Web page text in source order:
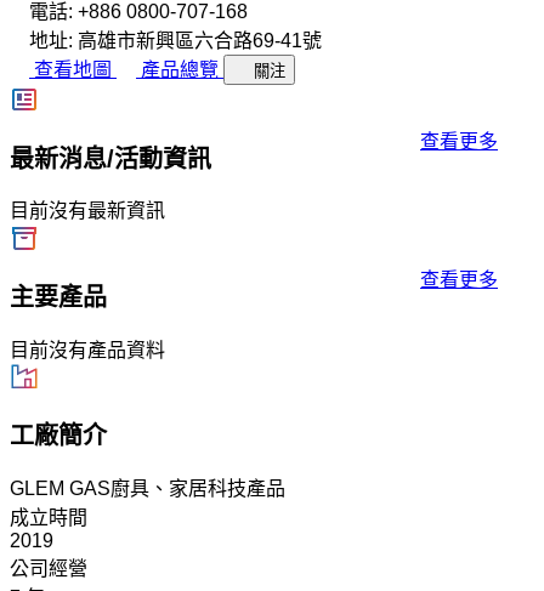
電話: +886 0800-707-168
地址: 高雄市新興區六合路69-41號
查看地圖
產品總覽 關注
最新消息/活動資訊
查看更多
目前沒有最新資訊
主要產品
查看更多
目前沒有產品資料
工廠簡介
GLEM GAS廚具、家居科技產品
成立時間
2019
公司經營